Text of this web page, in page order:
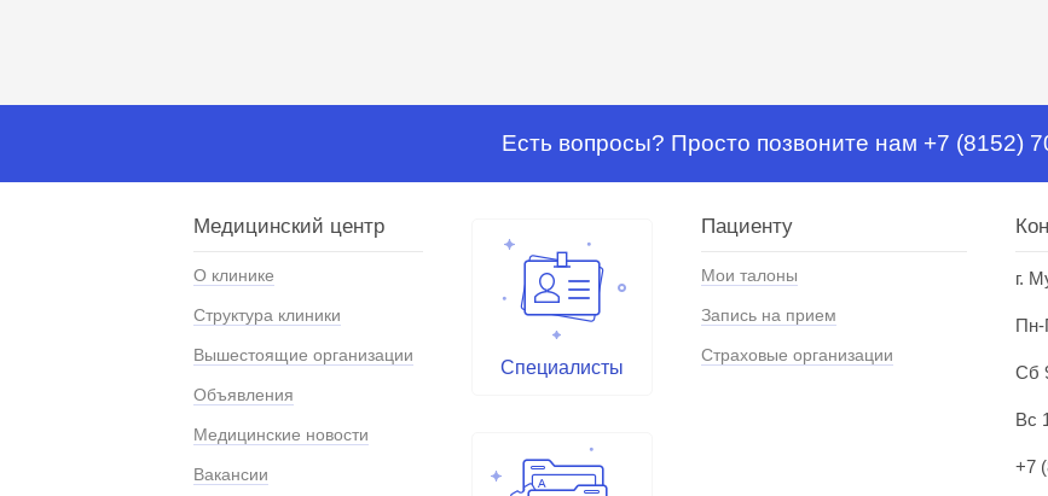
Есть вопросы? Просто позвоните нам +7 (8152)
Медицинский центр
О клинике
Структура клиники
Вышестоящие организации
Объявления
Медицинские новости
Вакансии
Специалисты
Пациенту
Мои талоны
Запись на прием
Страховые организации
г.
Пн-
Сб
Вс
+7